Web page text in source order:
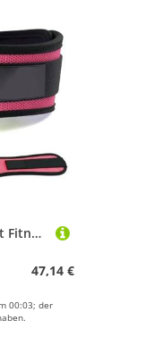
Powerlifting Gürtel Sport Fitness Gewichtheben Taille Gürtel Gym Workout Lendenwirbelstütze Powerlifting Krafttraining Kniebeugen Gewichtheben(Rose Red,M)
47,14 €
00:03; der